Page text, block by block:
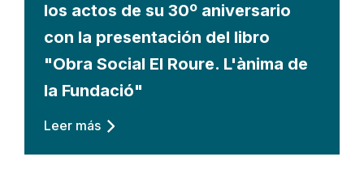
los actos de su 30º aniversario
con la presentación del libro
"Obra Social El Roure. L'ànima de
la Fundació"
Leer más